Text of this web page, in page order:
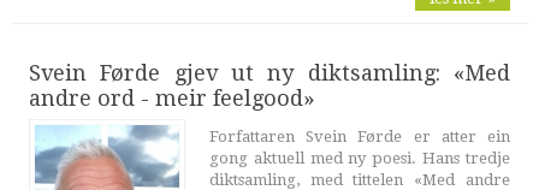
Svein Førde gjev ut ny diktsamling: «Med
andre ord - meir feelgood»
Forfattaren Svein Førde er atter ein
gong aktuell med ny poesi. Hans tredje
diktsamling, med tittelen «Med andre